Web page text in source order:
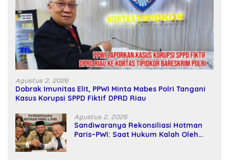
Agustus 2, 2026
Dobrak Imunitas Elit, PPWI Minta Mabes Polri Tangani
Kasus Korupsi SPPD Fiktif DPRD Riau
Agustus 2, 2026
Sandiwaranya Rekonsiliasi Hotman
Paris–PWI: Saat Hukum Kalah Oleh